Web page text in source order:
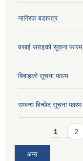
नागिरक बडापत्र
बसाई सराइको सूचना फारम
बिबाहको सूचना फारम
सम्बन्ध बिच्छेद सूचना फारम
Pages1 2
अन्य